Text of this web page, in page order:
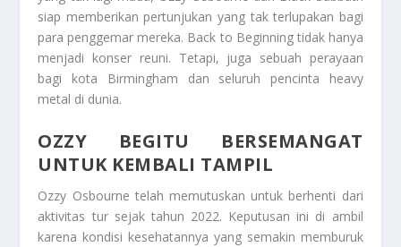
siap memberikan pertunjukan yang tak terlupakan bagi
para penggemar mereka. Back to Beginning tidak hanya
menjadi konser reuni. Tetapi, juga sebuah perayaan
bagi kota Birmingham dan seluruh pencinta heavy
metal di dunia.
OZZY BEGITU BERSEMANGAT
UNTUK KEMBALI TAMPIL
Ozzy Osbourne telah memutuskan untuk berhenti dari
aktivitas tur sejak tahun 2022. Keputusan ini di ambil
karena kondisi kesehatannya yang semakin memburuk